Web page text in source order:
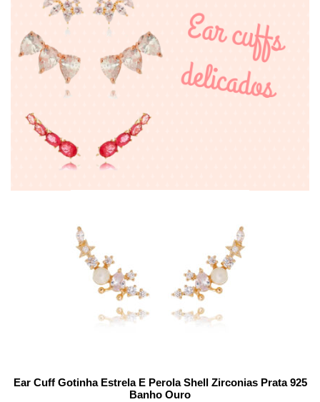
Ear Cuff Gotinha Estrela E Perola Shell Zirconias Prata 925
Banho Ouro